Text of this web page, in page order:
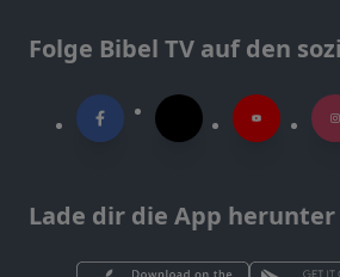
Folge Bibel TV auf den
Lade dir die App herunter